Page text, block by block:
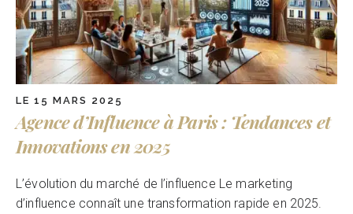
LE 15 MARS 2025
Agence d’Influence à Paris : Tendances et
Innovations en 2025
L’évolution du marché de l’influence Le marketing
d’influence connaît une transformation rapide en 2025.